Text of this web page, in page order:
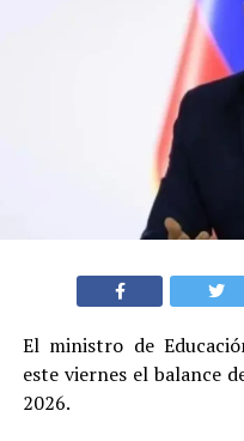
El ministro de
este viernes el balance
2026.